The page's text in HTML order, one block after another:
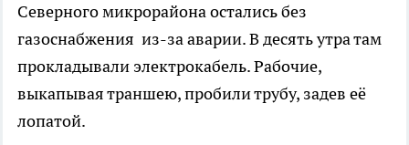
Северного микрорайона остались без
газоснабжения из-за аварии. В десять утра там
прокладывали электрокабель. Рабочие,
выкапывая траншею, пробили трубу, задев её
лопатой.